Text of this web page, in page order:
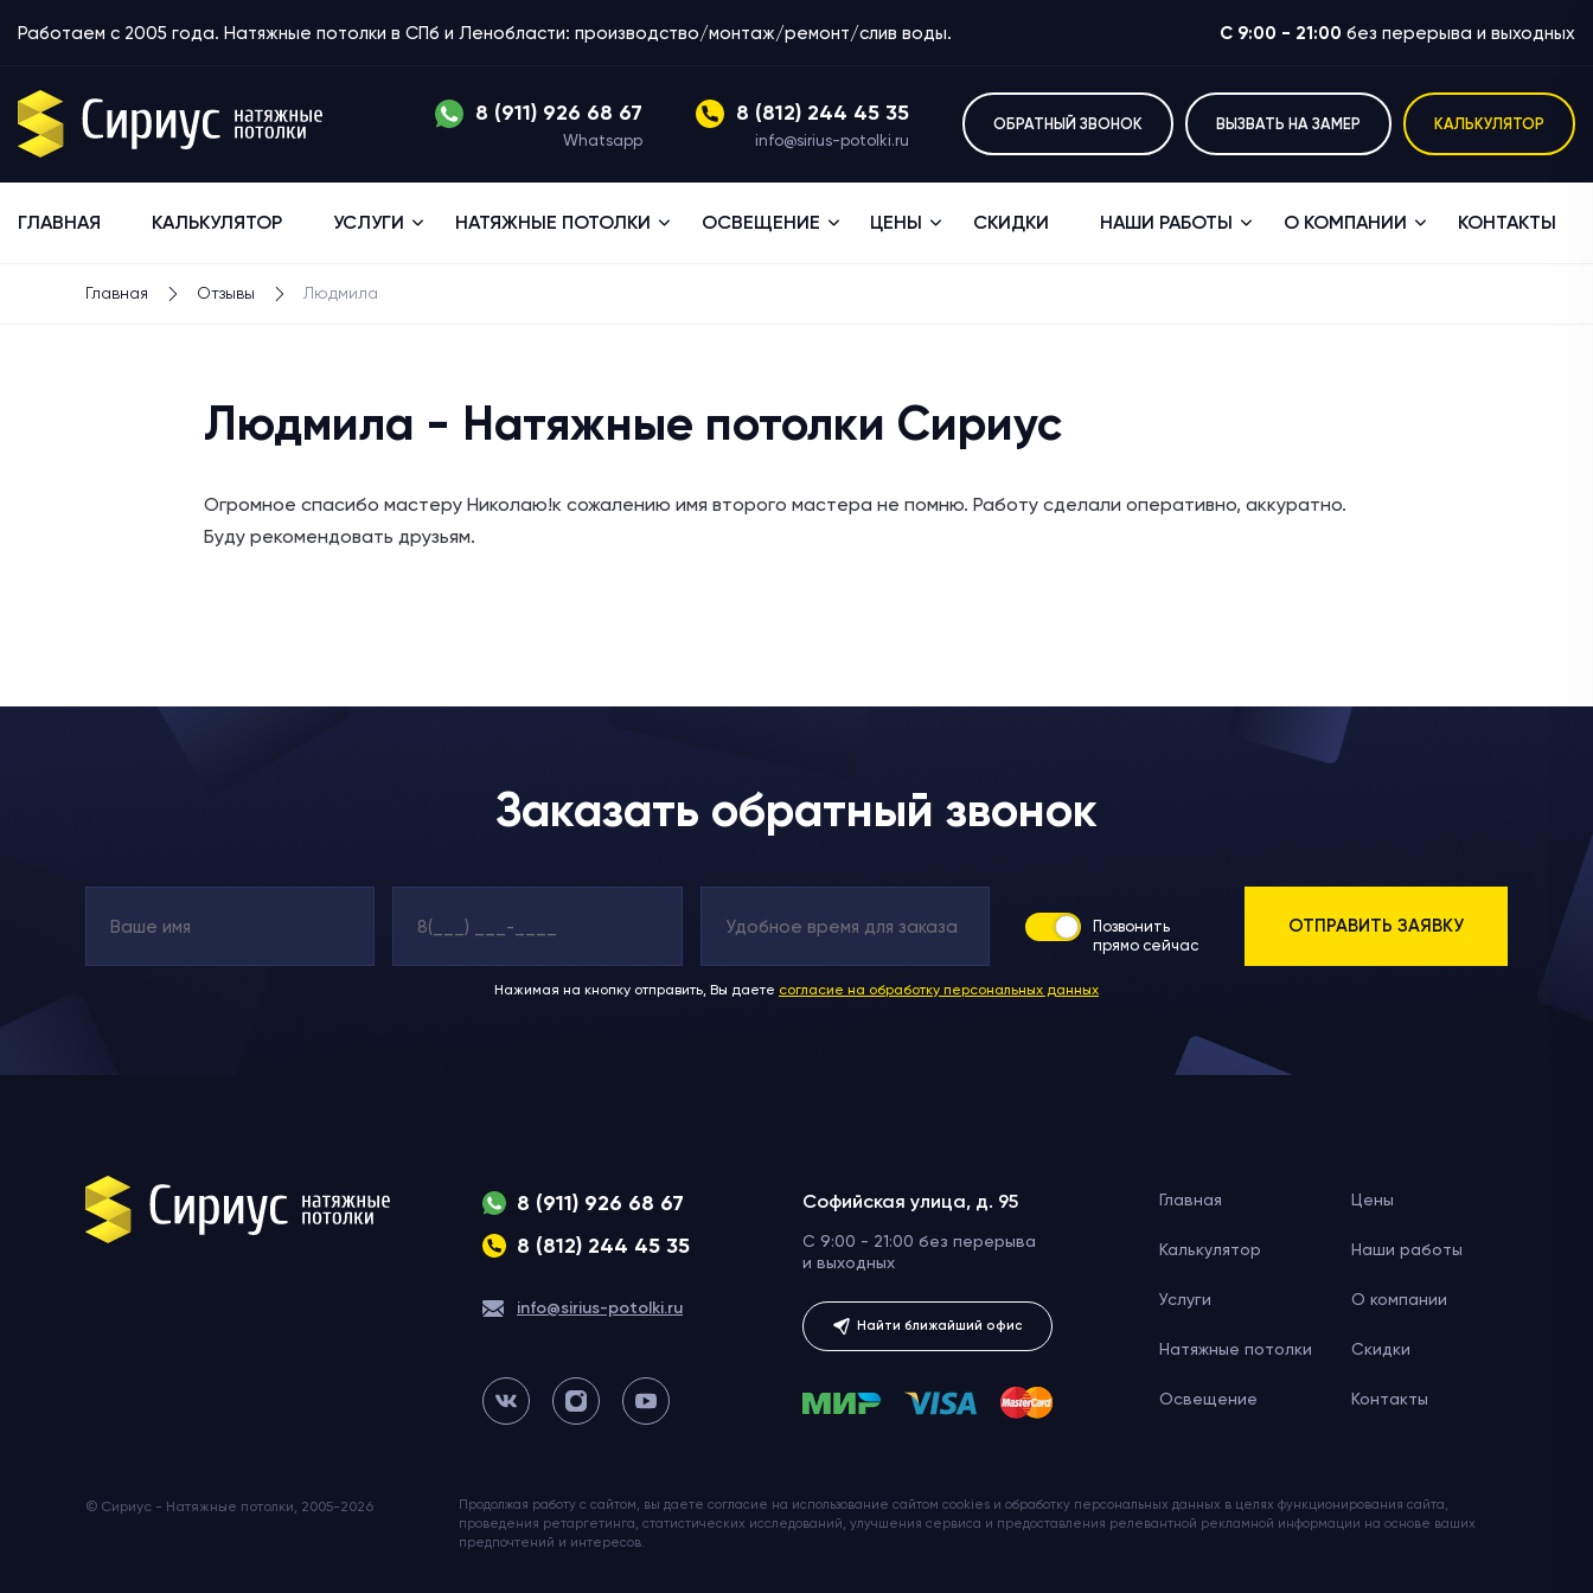
Работаем с 2005 года. Натяжные потолки в СПб и Ленобласти: производство/монтаж/ремонт/слив воды. C 9:00 - 21:00 без перерыва и выходных
8 (911) 926 68 67
Whatsapp
8 (812) 244 45 35
info@sirius-potolki.ru
ОБРАТНЫЙ ЗВОНОК ВЫЗВАТЬ НА ЗАМЕР КАЛЬКУЛЯТОР
ГЛАВНАЯ КАЛЬКУЛЯТОР УСЛУГИ НАТЯЖНЫЕ ПОТОЛКИ ОСВЕЩЕНИЕ ЦЕНЫ СКИДКИ НАШИ РАБОТЫ О КОМПАНИИ КОНТАКТЫ
Главная Отзывы Людмила
Людмила - Натяжные потолки Сириус
Огромное спасибо мастеру Николаю!к сожалению имя второго мастера не помню. Работу сделали оперативно, аккуратно.
Буду рекомендовать друзьям.
Заказать обратный звонок
Позвонить
прямо сейчас
Нажимая на кнопку отправить, Вы даете согласие на обработку персональных данных
8 (911) 926 68 67
8 (812) 244 45 35
info@sirius-potolki.ru
Софийская улица, д. 95
C 9:00 - 21:00 без перерыва
и выходных
Найти ближайший офис
Главная
Калькулятор
Услуги
Натяжные потолки
Освещение
Цены
Наши работы
О компании
Скидки
Контакты
© Сириус - Натяжные потолки, 2005-2026
Продолжая работу с сайтом, вы даете согласие на использование сайтом cookies и обработку персональных данных в целях функционирования сайта,
проведения ретаргетинга, статистических исследований, улучшения сервиса и предоставления релевантной рекламной информации на основе ваших
предпочтений и интересов.